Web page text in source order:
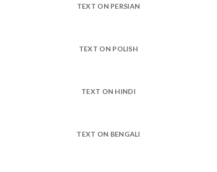
TEXT ON PERSIAN
TEXT ON POLISH
TEXT ON HINDI
TEXT ON BENGALI